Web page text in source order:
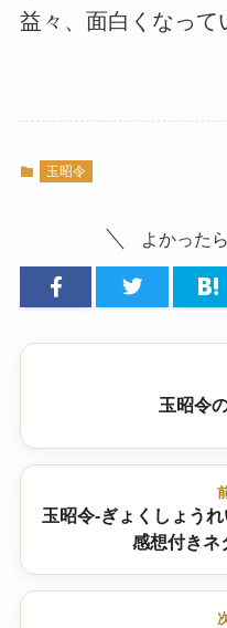
益々、面白くなって
玉昭令
よかった
玉昭令
玉昭令-ぎょくしょう
感想付きネ